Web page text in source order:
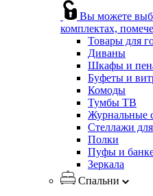
Вы можете
комплектах,
Товары для
Диваны
Шкафы и
Буфеты и
Комоды
Тумбы ТВ
Журнальные
Стеллажи
Полки
Пуфы и
Зеркала
Спальни